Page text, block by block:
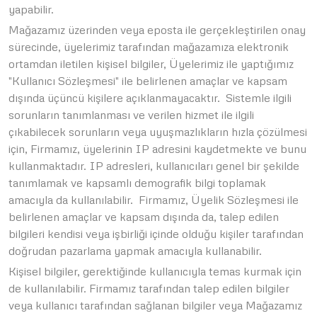
yapabilir.
Mağazamız üzerinden veya eposta ile gerçekleştirilen onay
sürecinde, üyelerimiz tarafından mağazamıza elektronik
ortamdan iletilen kişisel bilgiler, Üyelerimiz ile yaptığımız
"Kullanıcı Sözleşmesi" ile belirlenen amaçlar ve kapsam
dışında üçüncü kişilere açıklanmayacaktır. Sistemle ilgili
sorunların tanımlanması ve verilen hizmet ile ilgili
çıkabilecek sorunların veya uyuşmazlıkların hızla çözülmesi
için, Firmamız, üyelerinin IP adresini kaydetmekte ve bunu
kullanmaktadır. IP adresleri, kullanıcıları genel bir şekilde
tanımlamak ve kapsamlı demografik bilgi toplamak
amacıyla da kullanılabilir. Firmamız, Üyelik Sözleşmesi ile
belirlenen amaçlar ve kapsam dışında da, talep edilen
bilgileri kendisi veya işbirliği içinde olduğu kişiler tarafından
doğrudan pazarlama yapmak amacıyla kullanabilir.
Kişisel bilgiler, gerektiğinde kullanıcıyla temas kurmak için
de kullanılabilir. Firmamız tarafından talep edilen bilgiler
veya kullanıcı tarafından sağlanan bilgiler veya Mağazamız